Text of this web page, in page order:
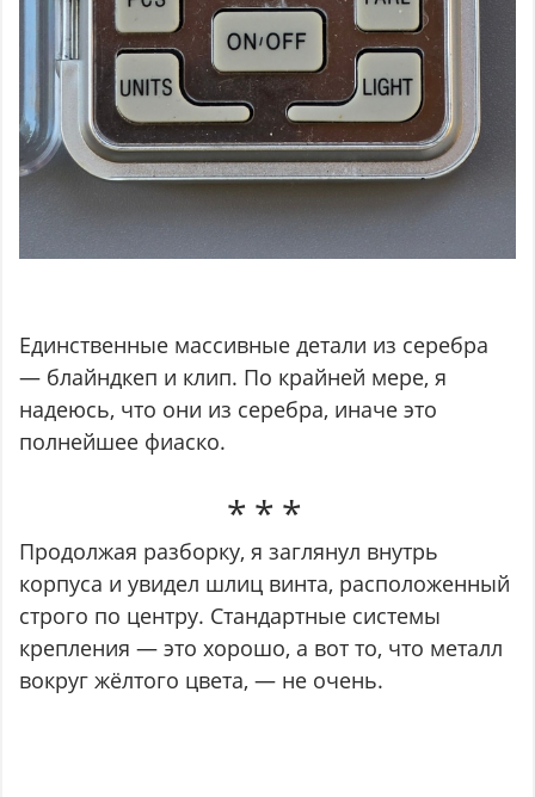
Единственные массивные детали из серебра
— блайндкеп и клип. По крайней мере, я
надеюсь, что они из серебра, иначе это
полнейшее фиаско.
Продолжая разборку, я заглянул внутрь
корпуса и увидел шлиц винта, расположенный
строго по центру. Стандартные системы
крепления — это хорошо, а вот то, что металл
вокруг жёлтого цвета, — не очень.